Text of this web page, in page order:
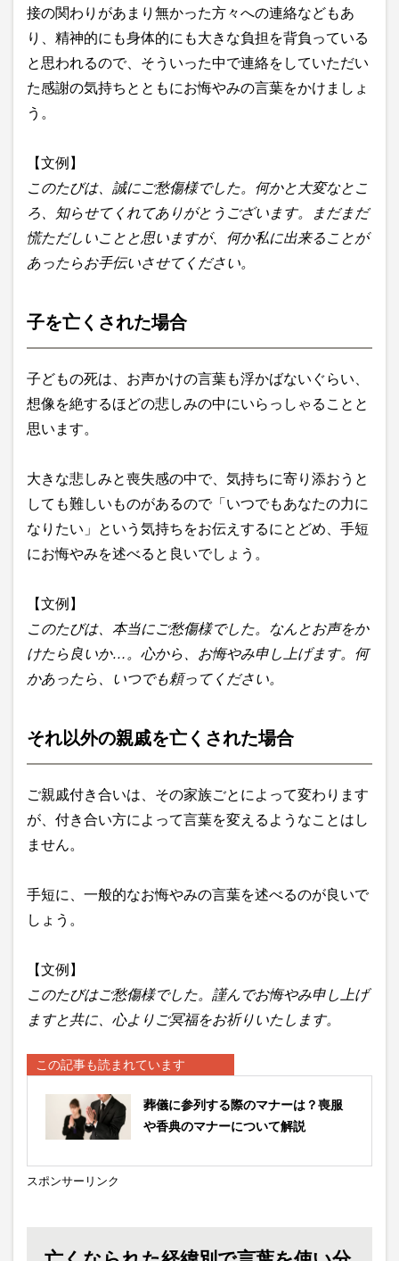
接の関わりがあまり無かった方々への連絡などもあ
り、精神的にも身体的にも大きな負担を背負っている
と思われるので、そういった中で連絡をしていただい
た感謝の気持ちとともにお悔やみの言葉をかけましょ
う。
【文例】
このたびは、誠にご愁傷様でした。何かと大変なとこ
ろ、知らせてくれてありがとうございます。まだまだ
慌ただしいことと思いますが、何か私に出来ることが
あったらお手伝いさせてください。
子を亡くされた場合
子どもの死は、お声かけの言葉も浮かばないぐらい、
想像を絶するほどの悲しみの中にいらっしゃることと
思います。
大きな悲しみと喪失感の中で、気持ちに寄り添おうと
しても難しいものがあるので「いつでもあなたの力に
なりたい」という気持ちをお伝えするにとどめ、手短
にお悔やみを述べると良いでしょう。
【文例】
このたびは、本当にご愁傷様でした。なんとお声をか
けたら良いか…。心から、お悔やみ申し上げます。何
かあったら、いつでも頼ってください。
それ以外の親戚を亡くされた場合
ご親戚付き合いは、その家族ごとによって変わります
が、付き合い方によって言葉を変えるようなことはし
ません。
手短に、一般的なお悔やみの言葉を述べるのが良いで
しょう。
【文例】
このたびはご愁傷様でした。謹んでお悔やみ申し上げ
ますと共に、心よりご冥福をお祈りいたします。
この記事も読まれています
葬儀に参列する際のマナーは？喪服
や香典のマナーについて解説
スポンサーリンク